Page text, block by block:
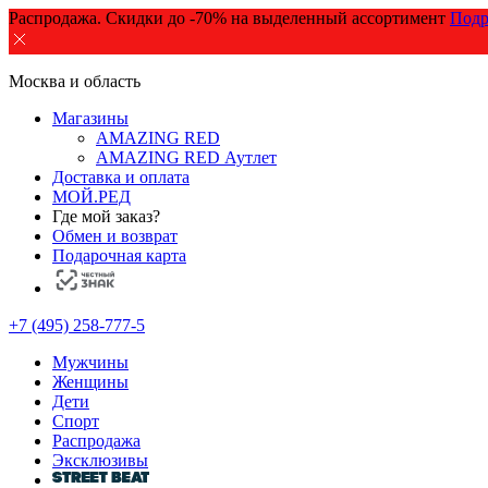
Распродажа. Скидки до -70% на выделенный ассортимент
Москва и область
Магазины
AMAZING RED
AMAZING RED Аутлет
Доставка и оплата
МОЙ.РЕД
Где мой заказ?
Обмен и возврат
Подарочная карта
+7 (495) 258-777-5
Мужчины
Женщины
Дети
Спорт
Распродажа
Эксклюзивы